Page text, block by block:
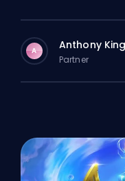
A Anthony King
Partner